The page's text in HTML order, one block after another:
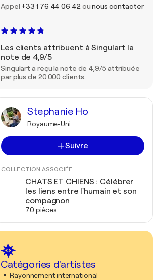
Appel +33 1 76 44 06 42 ounous contacter
Les clients attribuent à Singulart la
note de 4,9/5
Singulart a reçu la note de 4,9/5 attribuée
par plus de 20 000 clients.
Stephanie Ho
Royaume-Uni
Suivre
COLLECTION ASSOCIÉE
CHATS ET CHIENS : Célébrer
les liens entre l'humain et son
compagnon
70 pièces
Catégories d'artistes
Rayonnement international